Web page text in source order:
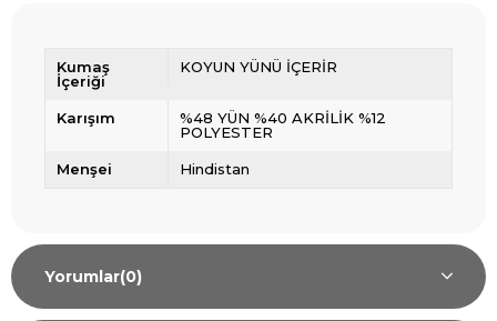
Kumaş
İçeriği
KOYUN YÜNÜ İÇERİR
Karışım
%48 YÜN %40 AKRİLİK %12
POLYESTER
Menşei Hindistan
Yorumlar(0)